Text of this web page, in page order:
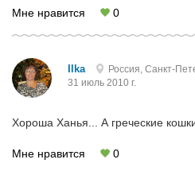
Мне нравится 0
Ilka
Россия, Санкт-
31 июль 2010 г.
Хороша Ханья... А греческие
Мне нравится 0